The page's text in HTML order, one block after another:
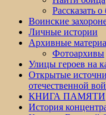
Рассказать
Воинские
Личные истории
Архивные
Фотоархивы
Улицы героев на
Открытые
отечественной
КНИГА ПАМЯТИ
История